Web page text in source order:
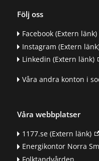
Följ oss
Facebook(Extern länk)
Instagram (Extern
Linkedin (Extern länk)
Våra andra konton i
Våra webbplatser
1177.se(Extern länk)
Energikontor Norra